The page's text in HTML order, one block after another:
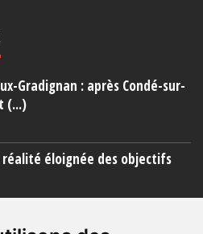
Gradignan : après Condé-sur-
(...)
réalité éloignée des objectifs